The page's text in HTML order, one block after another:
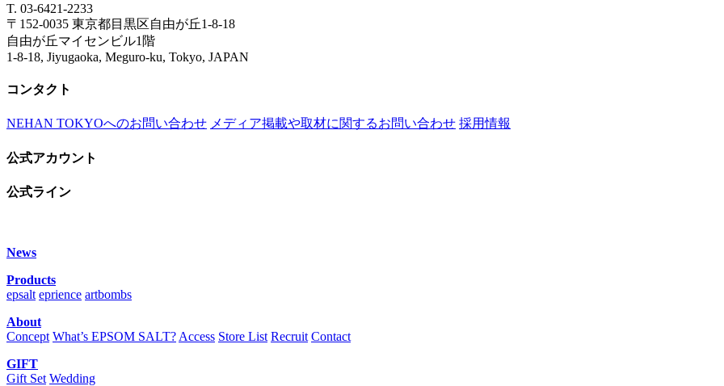
T. 03-6421-2233
〒152-0035 東京都目黒区自由が丘1-8-18
自由が丘マイセンビル1階
1-8-18, Jiyugaoka, Meguro-ku, Tokyo, JAPAN
コンタクト
NEHAN TOKYOへのお問い合わせ メディア掲載や取材に関するお問い合わせ 採用情報
公式アカウント
公式ライン
News
Products
epsalt eprience artbombs
About
Concept What’s EPSOM SALT? Access Store List Recruit Contact
GIFT
Gift Set Wedding